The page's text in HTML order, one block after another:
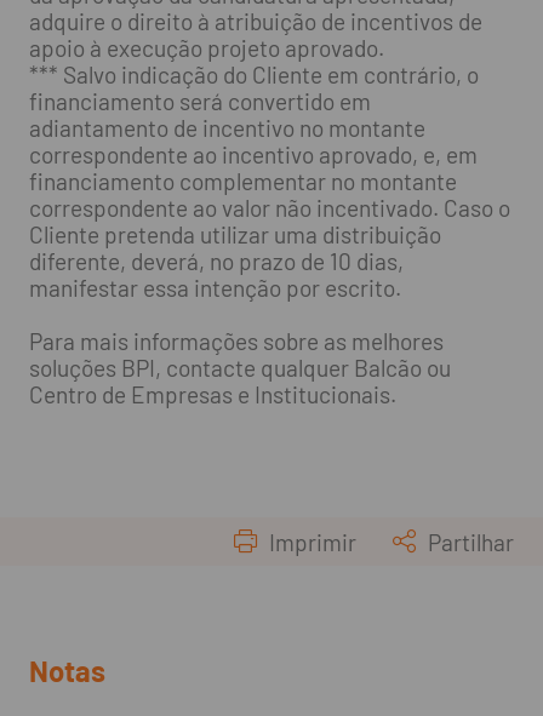
adquire o direito à atribuição de incentivos de
apoio à execução projeto aprovado.
*** Salvo indicação do Cliente em contrário, o
financiamento será convertido em
adiantamento de incentivo no montante
correspondente ao incentivo aprovado, e, em
financiamento complementar no montante
correspondente ao valor não incentivado. Caso o
Cliente pretenda utilizar uma distribuição
diferente, deverá, no prazo de 10 dias,
manifestar essa intenção por escrito.
Para mais informações sobre as melhores
soluções BPI, contacte qualquer Balcão ou
Centro de Empresas e Institucionais.
Imprimir Partilhar
Notas